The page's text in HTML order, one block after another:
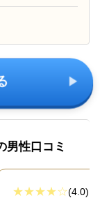
男性口コミ
(4.0)